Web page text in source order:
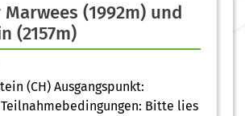
(1992m) und
(2157m)
(CH) Ausgangspunkt:
Teilnahmebedingungen: Bitte lies